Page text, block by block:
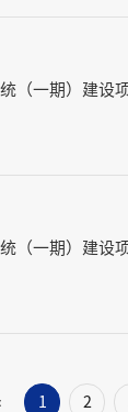
（一期）建设
（一期）建设
1 2